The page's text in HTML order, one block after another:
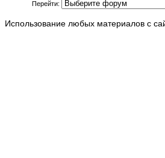
Перейти:
Использование любых материалов с